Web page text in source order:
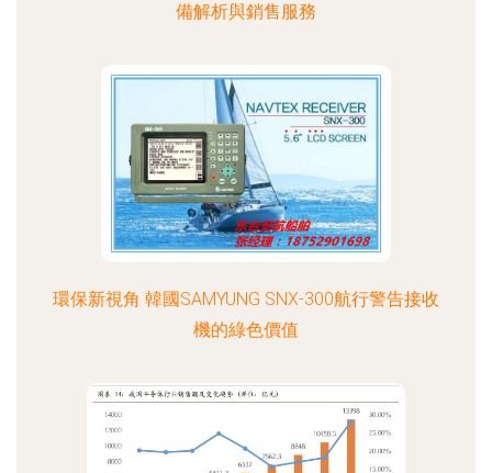
備解析與銷售服務
環保新視角 韓國SAMYUNG SNX-300航行警告接收
機的綠色價值